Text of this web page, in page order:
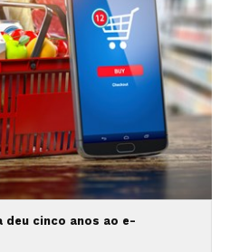
deu cinco anos ao e-